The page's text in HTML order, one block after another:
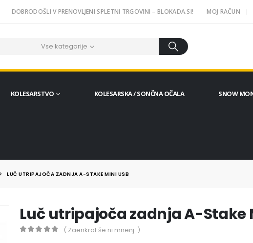
DOBRODOŠLI V PRENOVLJENI SPLETNI TRGOVINI – BLOKADA.SI! MOJ RAČUN
Vse kategorije
KOLESARSTVO KOLESARSKA / SONČNA OČALA SNOW
LUČ UTRIPAJOČA ZADNJA A-STAKE MINI USB
Luč utripajoča zadnja A-Stake
( Zaenkrat še ni mnenj. )